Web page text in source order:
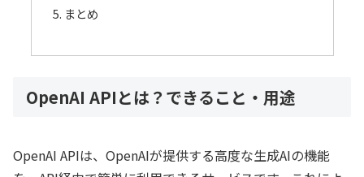
まとめ
OpenAI APIとは？できること・用途
OpenAI APIは、OpenAIが提供する高度な生成AIの機能